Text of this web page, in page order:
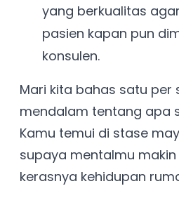
yang berkualitas
pasien kapan pun
konsulen.
Mari kita bahas satu per
mendalam tentang apa
Kamu temui di stase
supaya mentalmu
kerasnya kehidupan